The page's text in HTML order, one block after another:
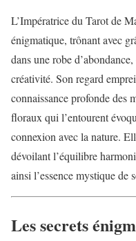
L’Impératrice du Tarot de
énigmatique, trônant avec
dans une robe
créativité. Son regard
connaissance profonde des
floraux qui l’entourent
connexion avec la nature.
dévoilant l’équilibre
ainsi l’essence mystique de
Les secrets